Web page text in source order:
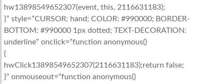
hw13898549652307(event, this, 2116631183);
}” style=”CURSOR: hand; COLOR: #990000; BORDER-
BOTTOM: #990000 1px dotted; TEXT-DECORATION:
underline” onclick=”function anonymous()
{
hwClick13898549652307(2116631183);return false;
}” onmouseout=”function anonymous()